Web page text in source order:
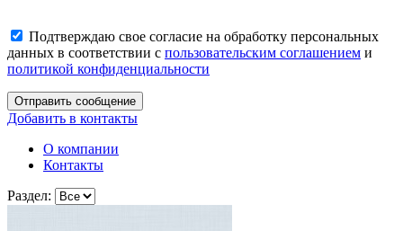
Подтверждаю свое согласие на обработку персональных
данных в соответствии с пользовательским соглашением и
политикой конфиденциальности
Отправить сообщение
Добавить в контакты
О компании
Контакты
Раздел: